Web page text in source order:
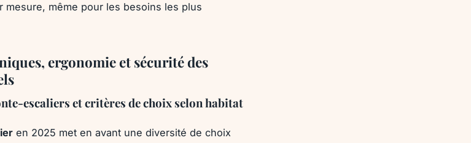
mesure, même pour les besoins les plus
ergonomie et sécurité des
escaliers et critères de choix selon habitat
en 2025 met en avant une diversité de choix